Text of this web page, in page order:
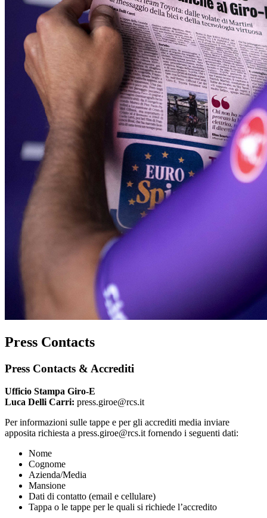
Press Contacts
Press Contacts & Accrediti
Ufficio Stampa Giro-E
Luca Delli Carri: press.giroe@rcs.it
Per informazioni sulle tappe e per gli accrediti media inviare
apposita richiesta a press.giroe@rcs.it fornendo i seguenti dati:
Nome
Cognome
Azienda/Media
Mansione
Dati di contatto (email e cellulare)
Tappa o le tappe per le quali si richiede l’accredito